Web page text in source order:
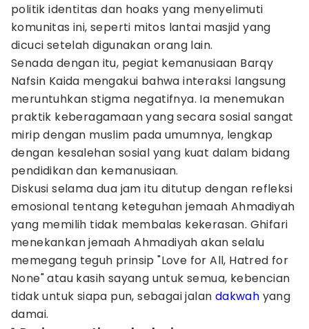
politik identitas dan hoaks yang menyelimuti
komunitas ini, seperti mitos lantai masjid yang
dicuci setelah digunakan orang lain.
Senada dengan itu, pegiat kemanusiaan Barqy
Nafsin Kaida mengakui bahwa interaksi langsung
meruntuhkan stigma negatifnya. Ia menemukan
praktik keberagamaan yang secara sosial sangat
mirip dengan muslim pada umumnya, lengkap
dengan kesalehan sosial yang kuat dalam bidang
pendidikan dan kemanusiaan.
Diskusi selama dua jam itu ditutup dengan refleksi
emosional tentang keteguhan jemaah Ahmadiyah
yang memilih tidak membalas kekerasan. Ghifari
menekankan jemaah Ahmadiyah akan selalu
memegang teguh prinsip "Love for All, Hatred for
None" atau kasih sayang untuk semua, kebencian
tidak untuk siapa pun, sebagai jalan dakwah yang
damai.